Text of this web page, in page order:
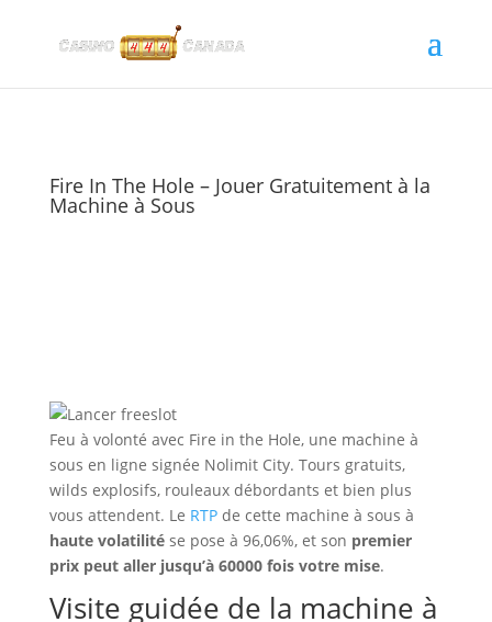
Fire In The Hole – Jouer Gratuitement à la
Machine à Sous
Feu à volonté avec Fire in the Hole, une machine à
sous en ligne signée Nolimit City. Tours gratuits,
wilds explosifs, rouleaux débordants et bien plus
vous attendent. Le RTPde cette machine à sous à
haute volatilitése pose à 96,06%, et son premier
prix peut aller jusqu’à 60000 fois votre mise.
Visite guidée de la machine à